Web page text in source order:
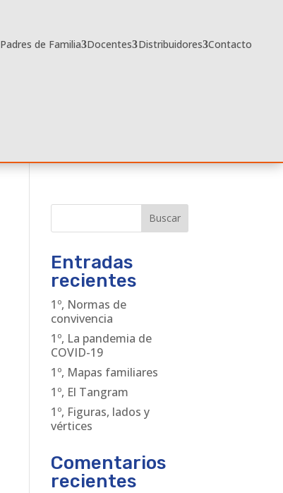
Padres de Familia Docentes Distribuidores Contacto
Buscar
Entradas
recientes
1º, Normas de
convivencia
1º, La pandemia de
COVID-19
1º, Mapas familiares
1º, El Tangram
1º, Figuras, lados y
vértices
Comentarios
recientes